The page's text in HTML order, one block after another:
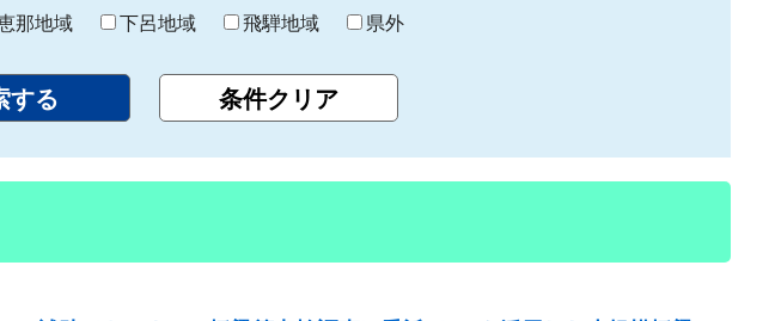
那地域 下呂地域 飛騨地域 県外